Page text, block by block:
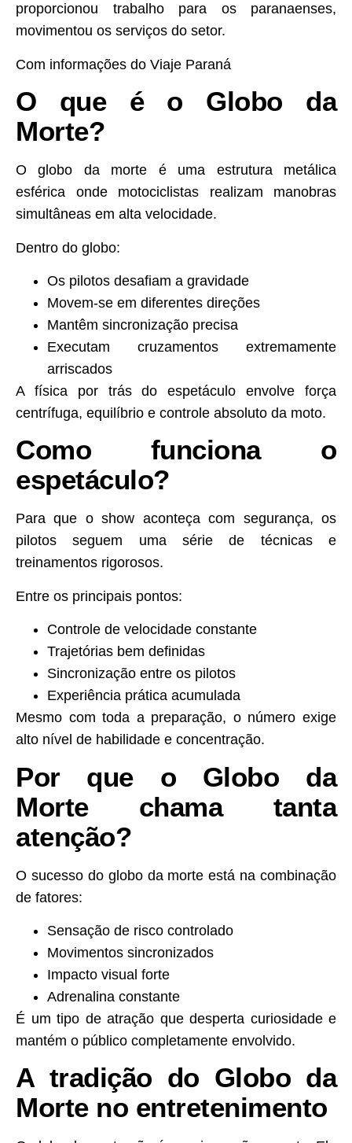
proporcionou trabalho para os paranaenses,
movimentou os serviços do setor.
Com informações do Viaje Paraná
O que é o Globo da
Morte?
O globo da morte é uma estrutura metálica
esférica onde motociclistas realizam manobras
simultâneas em alta velocidade.
Dentro do globo:
Os pilotos desafiam a gravidade
Movem-se em diferentes direções
Mantêm sincronização precisa
Executam cruzamentos extremamente
arriscados
A física por trás do espetáculo envolve força
centrífuga, equilíbrio e controle absoluto da moto.
Como funciona o
espetáculo?
Para que o show aconteça com segurança, os
pilotos seguem uma série de técnicas e
treinamentos rigorosos.
Entre os principais pontos:
Controle de velocidade constante
Trajetórias bem definidas
Sincronização entre os pilotos
Experiência prática acumulada
Mesmo com toda a preparação, o número exige
alto nível de habilidade e concentração.
Por que o Globo da
Morte chama tanta
atenção?
O sucesso do globo da morte está na combinação
de fatores:
Sensação de risco controlado
Movimentos sincronizados
Impacto visual forte
Adrenalina constante
É um tipo de atração que desperta curiosidade e
mantém o público completamente envolvido.
A tradição do Globo da
Morte no entretenimento